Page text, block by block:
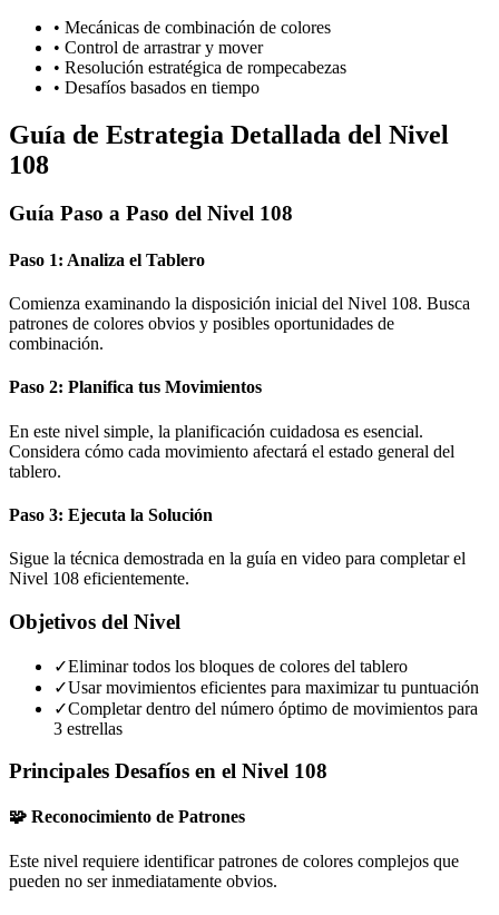
• Mecánicas de combinación de colores
• Control de arrastrar y mover
• Resolución estratégica de rompecabezas
• Desafíos basados en tiempo
Guía de Estrategia Detallada del Nivel
108
Guía Paso a Paso del Nivel 108
Paso 1: Analiza el Tablero
Comienza examinando la disposición inicial del Nivel 108. Busca
patrones de colores obvios y posibles oportunidades de
combinación.
Paso 2: Planifica tus Movimientos
En este nivel simple, la planificación cuidadosa es esencial.
Considera cómo cada movimiento afectará el estado general del
tablero.
Paso 3: Ejecuta la Solución
Sigue la técnica demostrada en la guía en video para completar el
Nivel 108 eficientemente.
Objetivos del Nivel
✓Eliminar todos los bloques de colores del tablero
✓Usar movimientos eficientes para maximizar tu puntuación
✓Completar dentro del número óptimo de movimientos para
3 estrellas
Principales Desafíos en el Nivel 108
🧩 Reconocimiento de Patrones
Este nivel requiere identificar patrones de colores complejos que
pueden no ser inmediatamente obvios.